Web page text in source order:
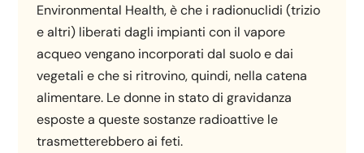
Environmental Health, è che i radionuclidi (trizio
e altri) liberati dagli impianti con il vapore
acqueo vengano incorporati dal suolo e dai
vegetali e che si ritrovino, quindi, nella catena
alimentare. Le donne in stato di gravidanza
esposte a queste sostanze radioattive le
trasmetterebbero ai feti.